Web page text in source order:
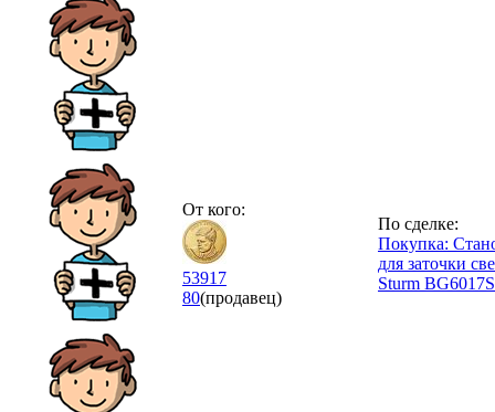
От кого:
53917
80(продавец)
По сделке:
Покупка:
для заточки
Sturm BG6017S